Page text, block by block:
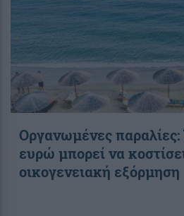
Οργανωμένες
ευρώ μπορεί να
οικογενειακή εξόρμηση